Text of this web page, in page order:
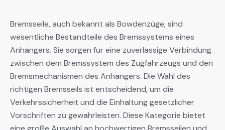
Bremsseile, auch bekannt als Bowdenzüge, sind
wesentliche Bestandteile des Bremssystems eines
Anhängers. Sie sorgen für eine zuverlässige Verbindung
zwischen dem Bremssystem des Zugfahrzeugs und den
Bremsmechanismen des Anhängers. Die Wahl des
richtigen Bremsseils ist entscheidend, um die
Verkehrssicherheit und die Einhaltung gesetzlicher
Vorschriften zu gewährleisten. Diese Kategorie bietet